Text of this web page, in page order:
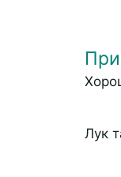
Лук